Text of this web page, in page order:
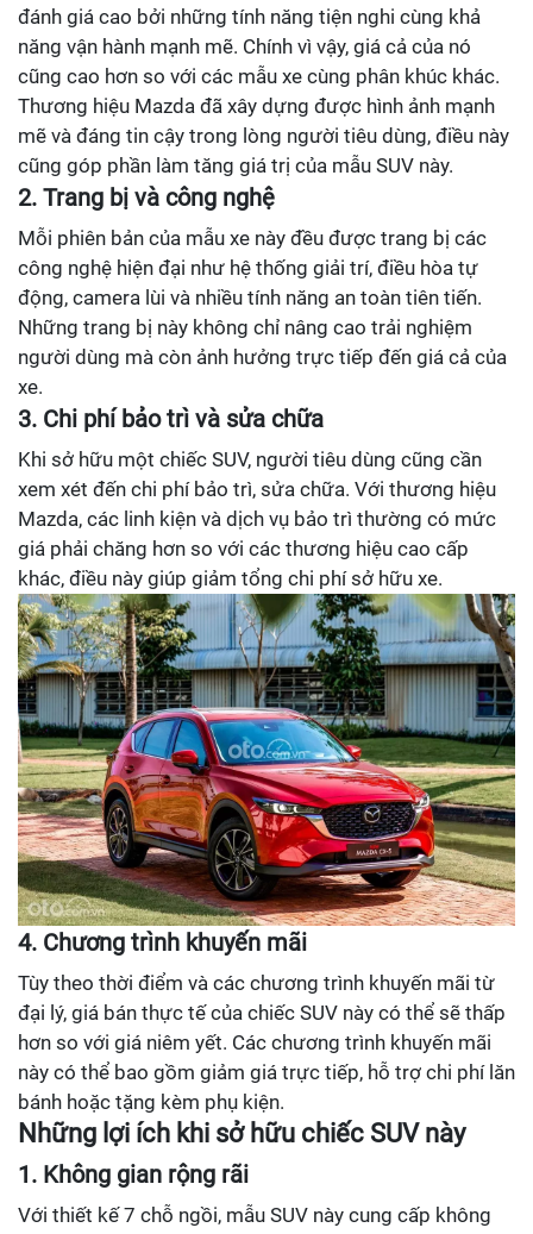
đánh giá cao bởi những tính năng tiện nghi cùng khả
năng vận hành mạnh mẽ. Chính vì vậy, giá cả của nó
cũng cao hơn so với các mẫu xe cùng phân khúc khác.
Thương hiệu Mazda đã xây dựng được hình ảnh mạnh
mẽ và đáng tin cậy trong lòng người tiêu dùng, điều này
cũng góp phần làm tăng giá trị của mẫu SUV này.
2. Trang bị và công nghệ
Mỗi phiên bản của mẫu xe này đều được trang bị các
công nghệ hiện đại như hệ thống giải trí, điều hòa tự
động, camera lùi và nhiều tính năng an toàn tiên tiến.
Những trang bị này không chỉ nâng cao trải nghiệm
người dùng mà còn ảnh hưởng trực tiếp đến giá cả của
xe.
3. Chi phí bảo trì và sửa chữa
Khi sở hữu một chiếc SUV, người tiêu dùng cũng cần
xem xét đến chi phí bảo trì, sửa chữa. Với thương hiệu
Mazda, các linh kiện và dịch vụ bảo trì thường có mức
giá phải chăng hơn so với các thương hiệu cao cấp
khác, điều này giúp giảm tổng chi phí sở hữu xe.
4. Chương trình khuyến mãi
Tùy theo thời điểm và các chương trình khuyến mãi từ
đại lý, giá bán thực tế của chiếc SUV này có thể sẽ thấp
hơn so với giá niêm yết. Các chương trình khuyến mãi
này có thể bao gồm giảm giá trực tiếp, hỗ trợ chi phí lăn
bánh hoặc tặng kèm phụ kiện.
Những lợi ích khi sở hữu chiếc SUV này
1. Không gian rộng rãi
Với thiết kế 7 chỗ ngồi, mẫu SUV này cung cấp không